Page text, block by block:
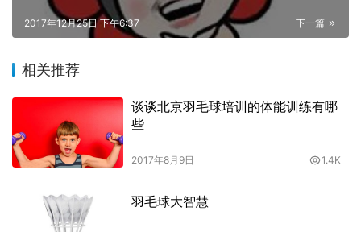
下一篇
2017年12月25日 下午6:37
相关推荐
谈谈北京羽毛球培训的体能训练有哪
些
2017年8月9日 1.4K
羽毛球大智慧